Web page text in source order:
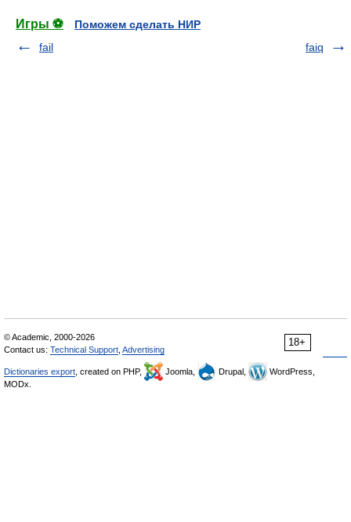
Игры ⚽
Поможем сделать НИР
fail
faiq
18+
© Academic, 2000-2026
Contact us: Technical Support Advertising
Dictionaries export , created on PHP, Joomla, Drupal,
WordPress,
MODx.